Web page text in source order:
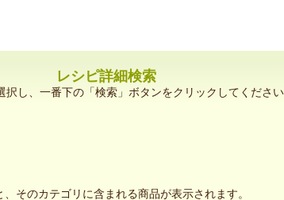
レシピ詳細検索
択し、一番下の「検索」ボタンをクリックしてくださ
そのカテゴリに含まれる商品が表示されます。